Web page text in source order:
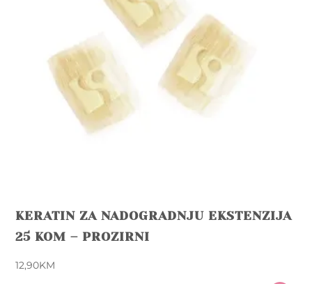
KERATIN ZA NADOGRADNJU EKSTENZIJA
25 KOM – PROZIRNI
12,90KM